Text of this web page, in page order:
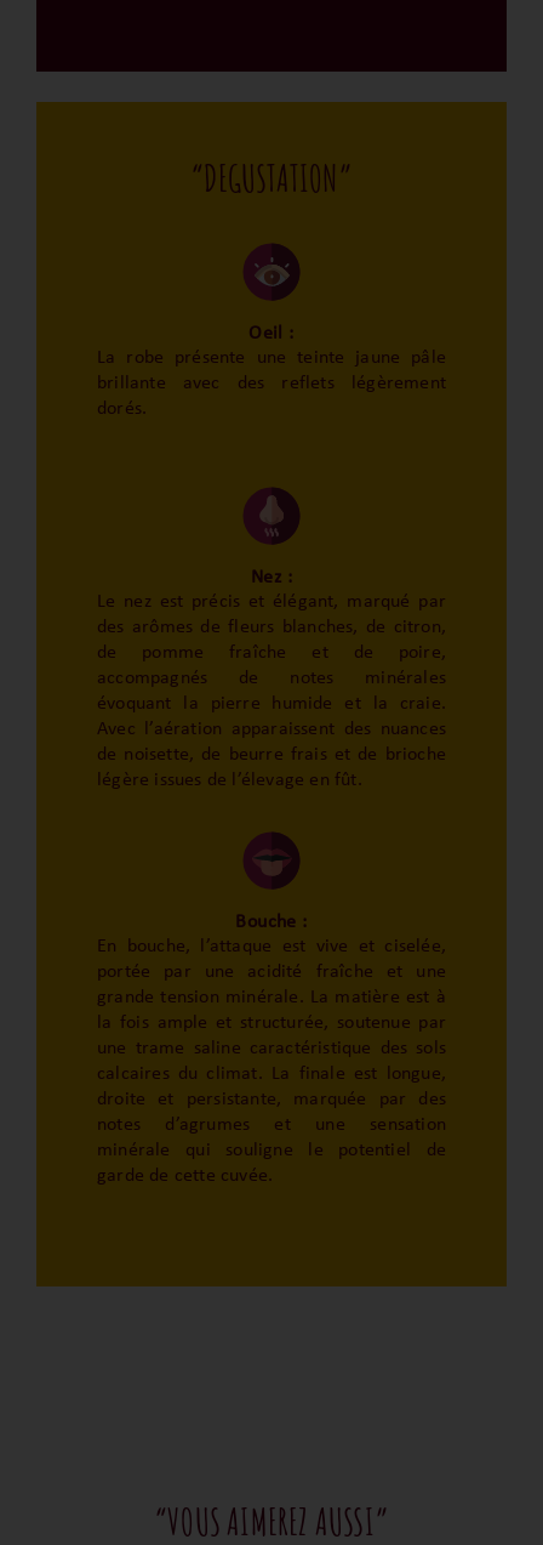
“DEGUSTATION”
Oeil :
La robe présente une teinte jaune pâle
brillante avec des reflets légèrement
dorés.
Nez :
Le nez est précis et élégant, marqué par
des arômes de fleurs blanches, de citron,
de pomme fraîche et de poire,
accompagnés de notes minérales
évoquant la pierre humide et la craie.
Avec l’aération apparaissent des nuances
de noisette, de beurre frais et de brioche
légère issues de l’élevage en fût.
Bouche :
En bouche, l’attaque est vive et ciselée,
portée par une acidité fraîche et une
grande tension minérale. La matière est à
la fois ample et structurée, soutenue par
une trame saline caractéristique des sols
calcaires du climat. La finale est longue,
droite et persistante, marquée par des
notes d’agrumes et une sensation
minérale qui souligne le potentiel de
garde de cette cuvée.
“VOUS AIMEREZ AUSSI”